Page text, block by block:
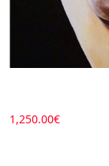
1,250.00€